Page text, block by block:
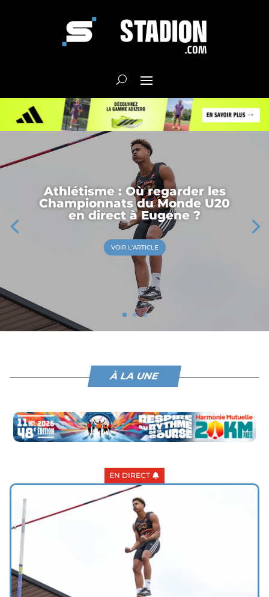
Athlétisme : Où regarder les
Championnats du Monde U20
en direct à Eugene ?
VOIR L'ARTICLE
À LA UNE
EN DIRECT